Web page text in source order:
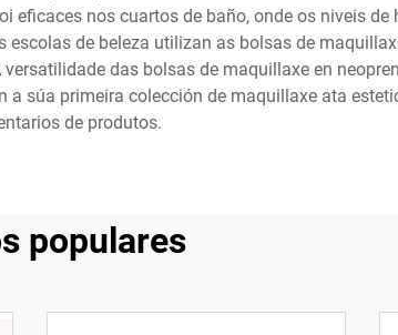
nos cuartos de baño, onde os niveis
de beleza utilizan as bolsas de
das bolsas de maquillaxe en
súa primeira colección de maquillaxe ata
de produtos.
populares